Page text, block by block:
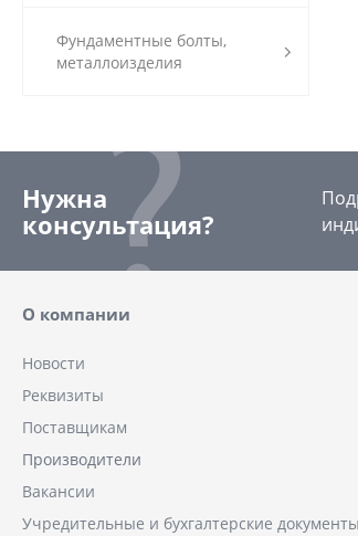
Фундаментные болты,
металлоизделия
Нужна
консультация?
О компании
Новости
Реквизиты
Поставщикам
Производители
Вакансии
Учредительные и бухгалтерские документы